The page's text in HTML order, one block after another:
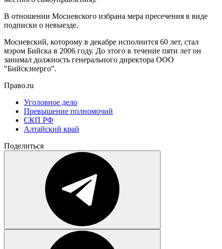
В отношении Мосиевского избрана мера пресечения в виде
подписки о невыезде.
Мосиевский, которому в декабре исполнится 60 лет, стал
мэром Бийска в 2006 году. До этого в течение пяти лет он
занимал должность генерального директора ООО
"Бийскэнерго".
Право.ru
Уголовное дело
Превышение полномочий
СКП РФ
Алтайский край
Поделиться